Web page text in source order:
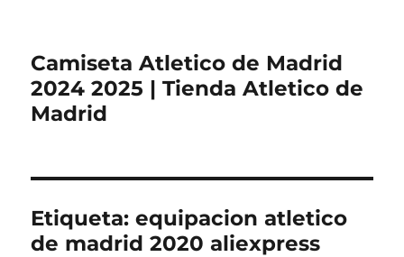
Camiseta Atletico de Madrid
2024 2025 | Tienda Atletico de
Madrid
Etiqueta:equipacion atletico
de madrid 2020 aliexpress